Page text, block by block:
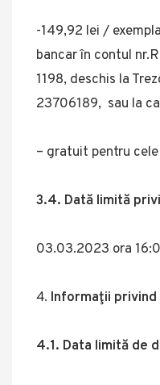
-149,92 lei /
bancar în contul
1198, deschis la
23706189, sau la
– gratuit pentru
3.4. Dată limită
03.03.2023 ora
Informaţii
4.1. Data limită de